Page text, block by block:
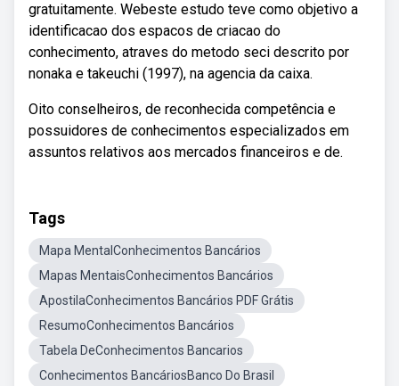
gratuitamente. Webeste estudo teve como objetivo a
identificacao dos espacos de criacao do
conhecimento, atraves do metodo seci descrito por
nonaka e takeuchi (1997), na agencia da caixa.
Oito conselheiros, de reconhecida competência e
possuidores de conhecimentos especializados em
assuntos relativos aos mercados financeiros e de.
Tags
Mapa MentalConhecimentos Bancários
Mapas MentaisConhecimentos Bancários
ApostilaConhecimentos Bancários PDF Grátis
ResumoConhecimentos Bancários
Tabela DeConhecimentos Bancarios
Conhecimentos BancáriosBanco Do Brasil